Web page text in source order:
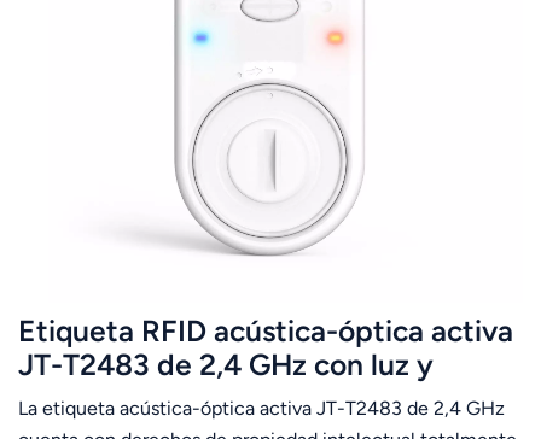
Português
Nederland
한국어
Ελληνικά
Melayu
Etiqueta RFID acústica-óptica activa
JT-T2483 de 2,4 GHz con luz y
sonido.
La etiqueta acústica-óptica activa JT-T2483 de 2,4 GHz